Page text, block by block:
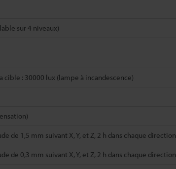
sur 4 niveaux)
cible : 30000 lux (lampe à incandescence)
de 1,5 mm suivant X, Y, et Z, 2 h dans chaque direction
de 0,3 mm suivant X, Y, et Z, 2 h dans chaque direction